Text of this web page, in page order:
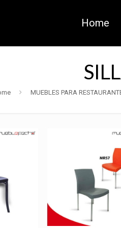
Home
MUEBLES PARA